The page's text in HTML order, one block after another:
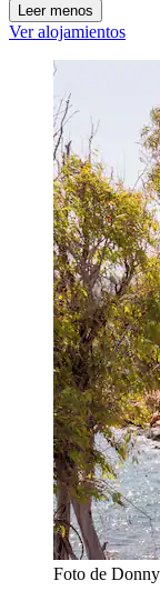
Leer menos
Ver alojamientos
Foto de